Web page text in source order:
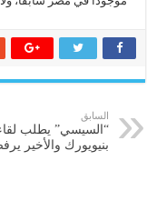
السابق
“السيسي” يطلب
بنيويورك والأخير